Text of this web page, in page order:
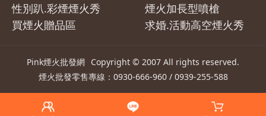
性別趴.彩煙煙火秀
煙火加長型噴槍
買煙火贈品區
求婚.活動高空煙火秀
Pink煙火批發網 Copyright © 2007 All rights reserved.
煙火批發零售專線：0930-666-960 / 0939-255-588